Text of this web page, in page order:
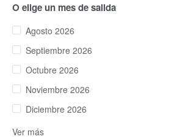
O elige un mes de salida
Agosto 2026
Septiembre 2026
Octubre 2026
Noviembre 2026
Diciembre 2026
Ver más